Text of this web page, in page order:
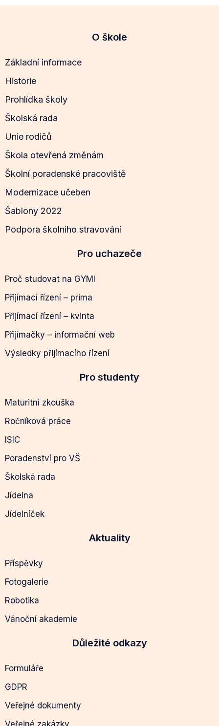
O škole
Základní informace
Historie
Prohlídka školy
Školská rada
Unie rodičů
Škola otevřená změnám
Školní poradenské pracoviště
Modernizace učeben
Šablony 2022
Podpora školního stravování
Pro uchazeče
Proč studovat na GYMI
Přijímací řízení – prima
Přijímací řízení – kvinta
Přijímačky – informační web
Výsledky přijímacího řízení
Pro studenty
Maturitní zkouška
Ročníková práce
ISIC
Poradenství pro VŠ
Školská rada
Jídelna
Jídelníček
Aktuality
Příspěvky
Fotogalerie
Robotika
Vánoční akademie
Důležité odkazy
Formuláře
GDPR
Veřejné dokumenty
Veřejné zakázky